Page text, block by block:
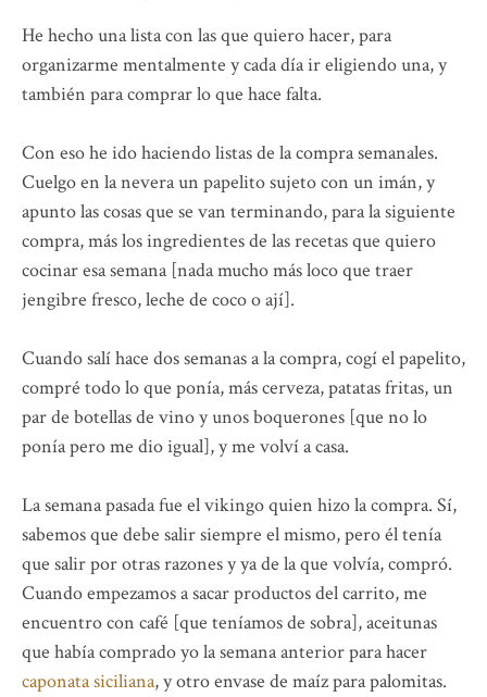
He hecho una lista con las que quiero hacer, para
organizarme mentalmente y cada día ir eligiendo una, y
también para comprar lo que hace falta.
Con eso he ido haciendo listas de la compra semanales.
Cuelgo en la nevera un papelito sujeto con un imán, y
apunto las cosas que se van terminando, para la siguiente
compra, más los ingredientes de las recetas que quiero
cocinar esa semana [nada mucho más loco que traer
jengibre fresco, leche de coco o ají].
Cuando salí hace dos semanas a la compra, cogí el papelito,
compré todo lo que ponía, más cerveza, patatas fritas, un
par de botellas de vino y unos boquerones [que no lo
ponía pero me dio igual], y me volví a casa.
La semana pasada fue el vikingo quien hizo la compra. Sí,
sabemos que debe salir siempre el mismo, pero él tenía
que salir por otras razones y ya de la que volvía, compró.
Cuando empezamos a sacar productos del carrito, me
encuentro con café [que teníamos de sobra], aceitunas
que había comprado yo la semana anterior para hacer
caponata siciliana, y otro envase de maíz para palomitas.